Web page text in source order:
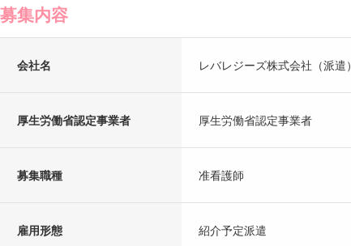
募集内容
会社名 レバレジーズ株式会社（派遣）
厚生労働省認定事業者 厚生労働省認定事業者
募集職種 准看護師
雇用形態 紹介予定派遣